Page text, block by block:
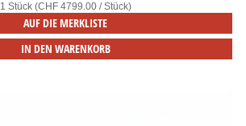
1 Stück (CHF 4799.00 / Stück)
AUF DIE MERKLISTE
IN DEN WARENKORB